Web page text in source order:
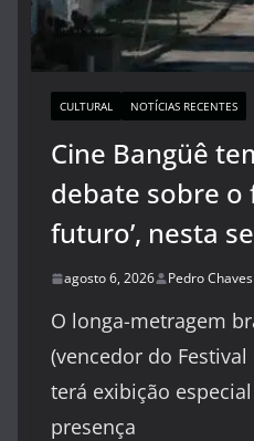
CULTURAL NOTÍCIAS RECENTES
Cine Bangüê
debate sobre o
futuro’, nesta
agosto 6, 2026 Pedro Chaves
O longa-metragem
(vencedor do
terá exibição
presença